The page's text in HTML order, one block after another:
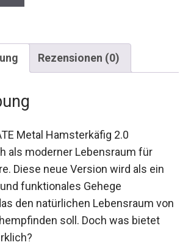
Rezensionen (0)
Metal Hamsterkäfig 2.0
als moderner Lebensraum für
Diese neue Version wird als ein
funktionales Gehege
den natürlichen Lebensraum von
soll. Doch was bietet